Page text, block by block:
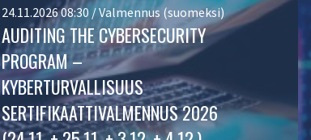
24.11.2026 08:30 / Valmennus (suomeksi)
AUDITING THE CYBERSECURITY
PROGRAM –
KYBERTURVALLISUUS
SERTIFIKAATTIVALMENNUS 2026